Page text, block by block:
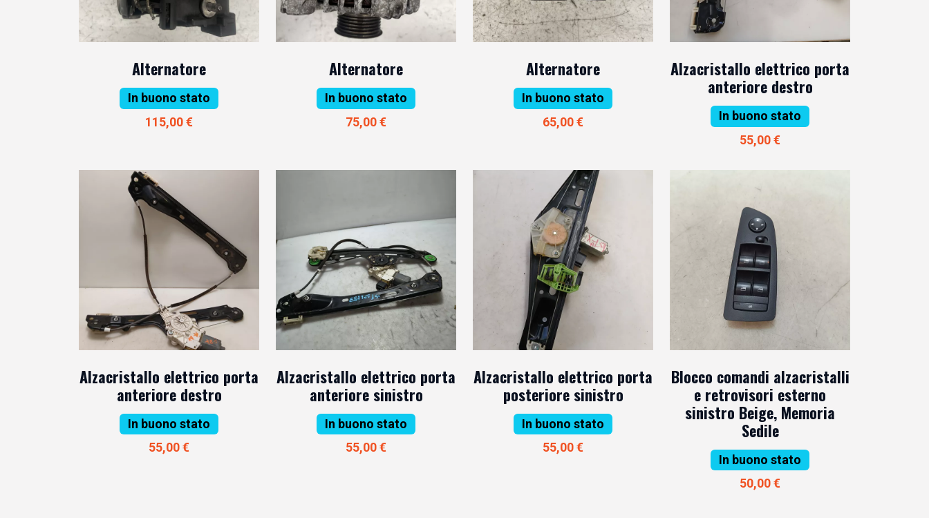
Alternatore
In buono stato
115,00 €
Alternatore
In buono stato
75,00 €
Alternatore
In buono stato
65,00 €
Alzacristallo elettrico porta
anteriore destro
In buono stato
55,00 €
Alzacristallo elettrico porta
anteriore destro
In buono stato
55,00 €
Alzacristallo elettrico porta
anteriore sinistro
In buono stato
55,00 €
Alzacristallo elettrico porta
posteriore sinistro
In buono stato
55,00 €
Blocco comandi alzacristalli
e retrovisori esterno
sinistro Beige, Memoria
Sedile
In buono stato
50,00 €